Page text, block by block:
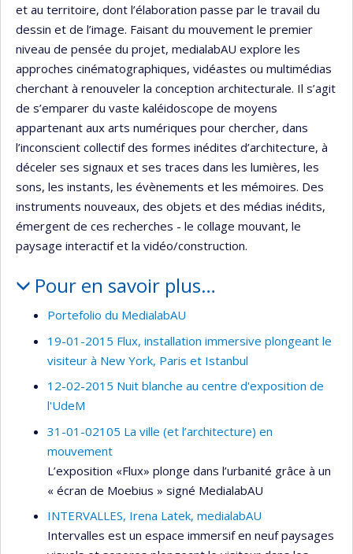
et au territoire, dont l’élaboration passe par le travail du
dessin et de l’image. Faisant du mouvement le premier
niveau de pensée du projet, medialabAU explore les
approches cinématographiques, vidéastes ou multimédias
cherchant à renouveler la conception architecturale. Il s’agit
de s’emparer du vaste kaléidoscope de moyens
appartenant aux arts numériques pour chercher, dans
l’inconscient collectif des formes inédites d’architecture, à
déceler ses signaux et ses traces dans les lumières, les
sons, les instants, les évènements et les mémoires. Des
instruments nouveaux, des objets et des médias inédits,
émergent de ces recherches - le collage mouvant, le
paysage interactif et la vidéo/construction.
Pour en savoir plus…
Portefolio du MedialabAU
19-01-2015 Flux, installation immersive plongeant le
visiteur à New York, Paris et Istanbul
12-02-2015 Nuit blanche au centre d'exposition de
l'UdeM
31-01-02105 La ville (et l’architecture) en
mouvement
L’exposition «Flux» plonge dans l’urbanité grâce à un
« écran de Moebius » signé MedialabAU
INTERVALLES, Irena Latek, medialabAU
Intervalles est un espace immersif en neuf paysages